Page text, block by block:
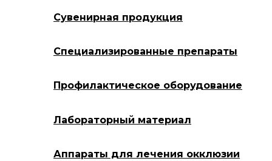
Сувенирная продукция
Специализированные препараты
Профилактическое оборудование
Лабораторный материал
Аппараты для лечения окклюзии